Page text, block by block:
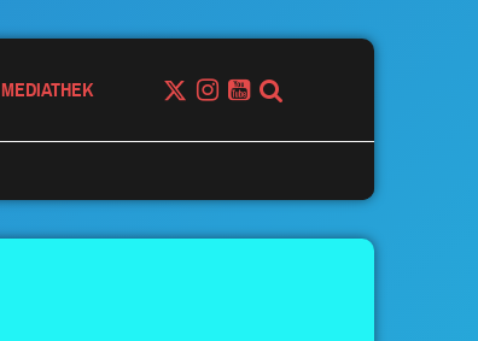
MEDIATHEK